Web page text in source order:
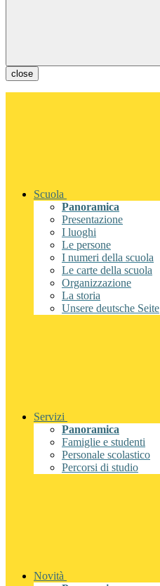
close
Scuola
Panoramica
Presentazione
I luoghi
Le persone
I numeri della scuola
Le carte della scuola
Organizzazione
La storia
Unsere deutsche Seite
Servizi
Panoramica
Famiglie e studenti
Personale scolastico
Percorsi di studio
Novità